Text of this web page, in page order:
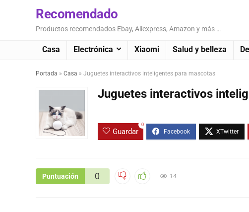
Recomendado
Productos recomendados Ebay, Aliexpress, Amazon y más …
Casa Electrónica Xiaomi Salud y belleza
Portada » Casa » Juguetes interactivos inteligentes para mascotas
Juguetes interactivos
Guardar
0
Puntuación 0 14